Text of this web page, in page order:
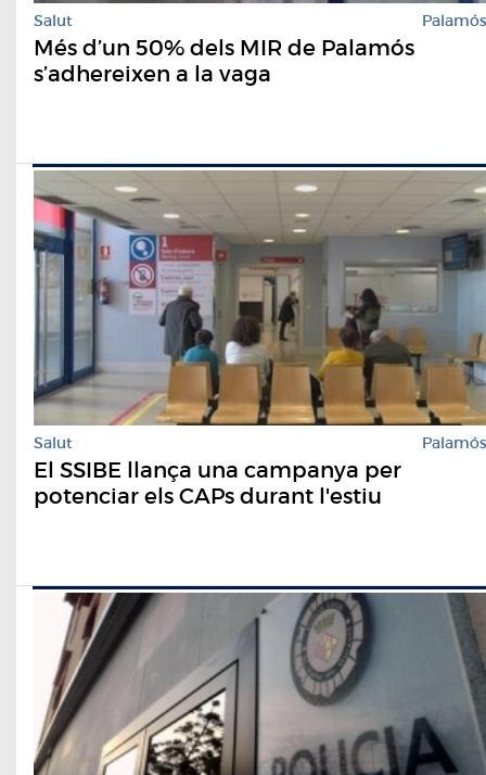
Salut Palamós
Més d’un 50% dels MIR de Palamós
s’adhereixen a la vaga
Salut Palamós
El SSIBE llança una campanya per
potenciar els CAPs durant l'estiu